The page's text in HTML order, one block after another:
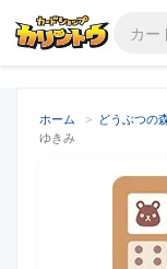
ホーム > どうぶつの
ゆきみ